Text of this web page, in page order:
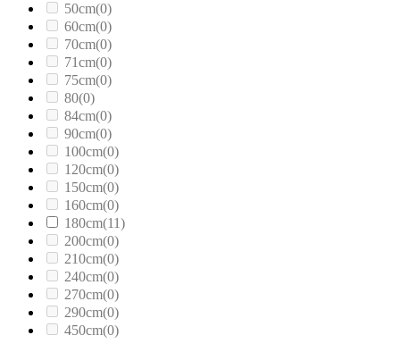
50cm(0)
60cm(0)
70cm(0)
71cm(0)
75cm(0)
80(0)
84cm(0)
90cm(0)
100cm(0)
120cm(0)
150cm(0)
160cm(0)
180cm(11)
200cm(0)
210cm(0)
240cm(0)
270cm(0)
290cm(0)
450cm(0)